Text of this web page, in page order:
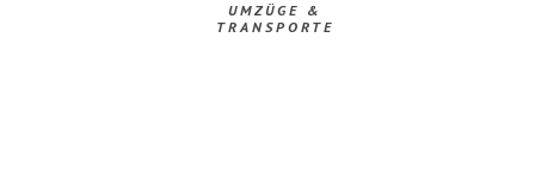
UMZÜGE &
TRANSPORTE